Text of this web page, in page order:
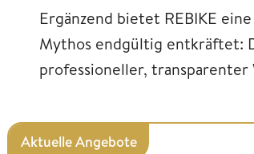
Ergänzend bietet REBIKE eine
Mythos endgültig entkräftet:
professioneller,
Aktuelle Angebote